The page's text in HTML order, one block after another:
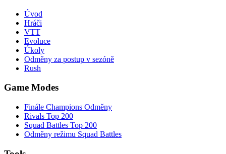
Úvod
Hráči
VTT
Evoluce
Úkoly
Odměny za postup v sezóně
Rush
Game Modes
Finále Champions Odměny
Rivals Top 200
Squad Battles Top 200
Odměny režimu Squad Battles